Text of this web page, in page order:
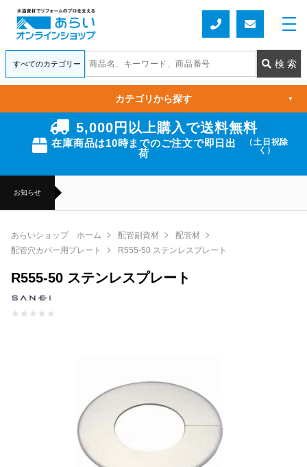
5,000円以上購入で送料無料
在庫商品は10時までのご注文で即日出
荷
（土日祝除
く）
お知らせ
カテゴリから探す ▼
あらいショップ ホーム 配管副資材
配管材
配管穴カバー用プレート
R555-50 ステンレスプレート
R555-50 ステンレスプレート
★ ★ ★ ★ ★